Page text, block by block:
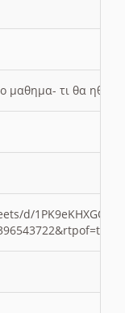
μαθημα- τι θα
d/